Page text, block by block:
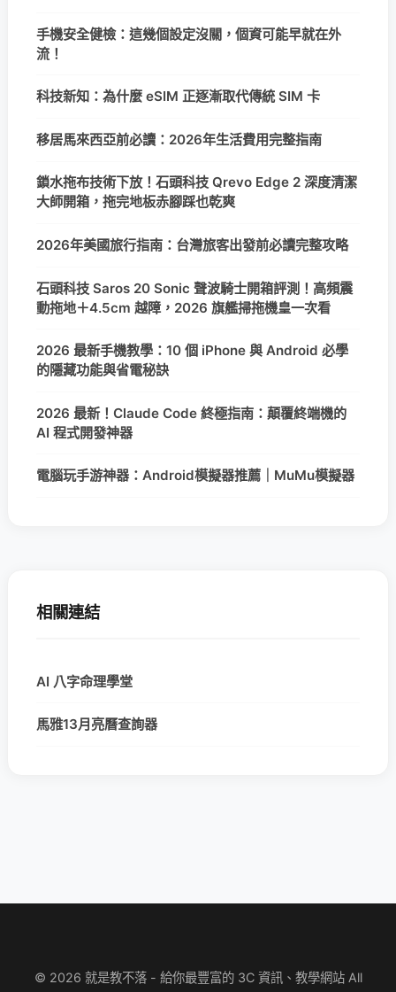
手機安全健檢：這幾個設定沒關，個資可能早就在外
流！
科技新知：為什麼 eSIM 正逐漸取代傳統 SIM 卡
移居馬來西亞前必讀：2026年生活費用完整指南
鎖水拖布技術下放！石頭科技 Qrevo Edge 2 深度清潔
大師開箱，拖完地板赤腳踩也乾爽
2026年美國旅行指南：台灣旅客出發前必讀完整攻略
石頭科技 Saros 20 Sonic 聲波騎士開箱評測！高頻震
動拖地＋4.5cm 越障，2026 旗艦掃拖機皇一次看
2026 最新手機教學：10 個 iPhone 與 Android 必學
的隱藏功能與省電秘訣
2026 最新！Claude Code 終極指南：顛覆終端機的
AI 程式開發神器
電腦玩手游神器：Android模擬器推薦｜MuMu模擬器
相關連結
AI 八字命理學堂
馬雅13月亮曆查詢器
© 2026 就是教不落 - 給你最豐富的 3C 資訊、教學網站 All